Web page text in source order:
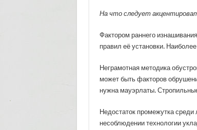
На что следует
Фактором раннего
правил её установки.
Неграмотная методика
может быть факторов
нужна мауэрлаты.
Недостаток промежутка
несоблюдении технологии